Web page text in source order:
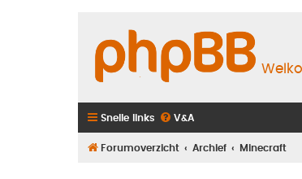
Snelle links V&A
Forumoverzicht Archief Minecraft